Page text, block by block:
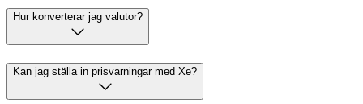
Hur konverterar jag valutor?
Kan jag ställa in prisvarningar med Xe?